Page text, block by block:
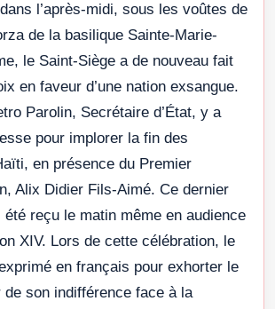
l’après-midi, sous les voûtes de
de la basilique Sainte-Marie-
le Saint-Siège a de nouveau fait
en faveur d’une nation exsangue.
Parolin, Secrétaire d’État, y a
pour implorer la fin des
en présence du Premier
Alix Didier Fils-Aimé. Ce dernier
été reçu le matin même en audience
XIV. Lors de cette célébration, le
en français pour exhorter le
de son indifférence face à la